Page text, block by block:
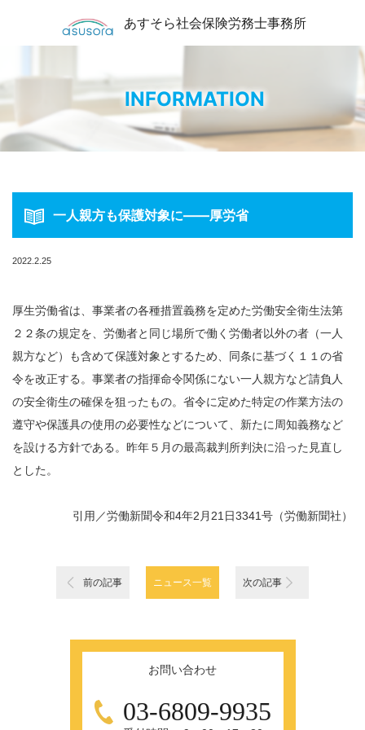
あすそら社会保険労務士事務所
INFORMATION
一人親方も保護対象に――厚労省
2022.2.25
厚生労働省は、事業者の各種措置義務を定めた労働安全衛生法第
２２条の規定を、労働者と同じ場所で働く労働者以外の者（一人
親方など）も含めて保護対象とするため、同条に基づく１１の省
令を改正する。事業者の指揮命令関係にない一人親方など請負人
の安全衛生の確保を狙ったもの。省令に定めた特定の作業方法の
遵守や保護具の使用の必要性などについて、新たに周知義務など
を設ける方針である。昨年５月の最高裁判所判決に沿った見直し
とした。
引用／労働新聞令和4年2月21日3341号 （労働新聞社）
前の記事 ニュース一覧 次の記事
お問い合わせ
03-6809-9935